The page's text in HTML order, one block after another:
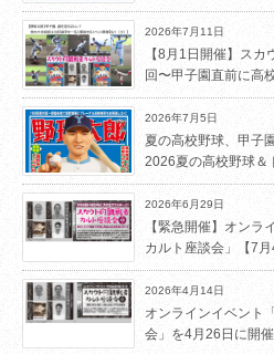
2026年7月11日
【8月1日開催】ス
回〜甲子園直前に高
2026年7月5日
夏の高校野球、甲子
2026夏の高校野球＆
2026年6月29日
【緊急開催】オンラ
カルト座談会」【7月
2026年4月14日
オンラインイベント
会」を4月26日に開催